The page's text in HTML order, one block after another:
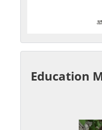
Education